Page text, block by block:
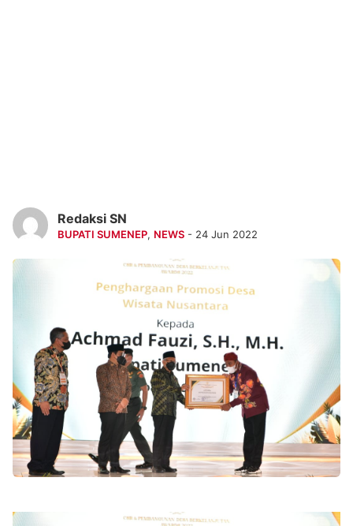
Redaksi SN
BUPATI SUMENEP, NEWS - 24 Jun 2022